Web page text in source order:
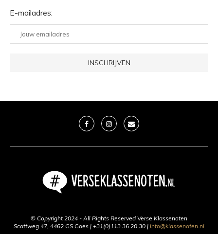
E-mailadres:
© Copyright 2024 - All Rights Reserved Verse Klassenoten
Scottweg 47, 4462 GS Goes | +31(0)113 36 20 30 | info@klassenoten.nl